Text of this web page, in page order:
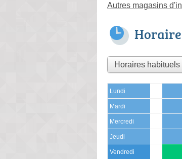
Autres magasins
Lundi
Mardi
Mercredi
Jeudi
Vendredi